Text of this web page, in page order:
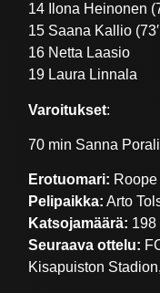
14 Ilona Heinonen
15 Saana Kallio
16 Netta Laasio
19 Laura Linnala
Varoitukset:
70 min Sanna Porali
Erotuomari:
Pelipaikka: Arto
Katsojamäärä: 198
Seuraava ottelu:
Kisapuiston